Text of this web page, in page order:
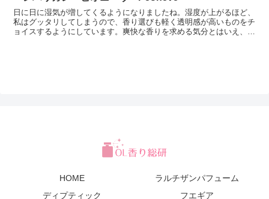
日に日に湿気が増してくるようになりましたね。湿度が上がるほど、
私はグッタリしてしまうので、香り選びも軽く透明感が高いものをチ
ョイスするようにしています。爽快な香りを求める気分とはいえ、女
HOME
ラルチザンパフューム
ディプティック
フエギア